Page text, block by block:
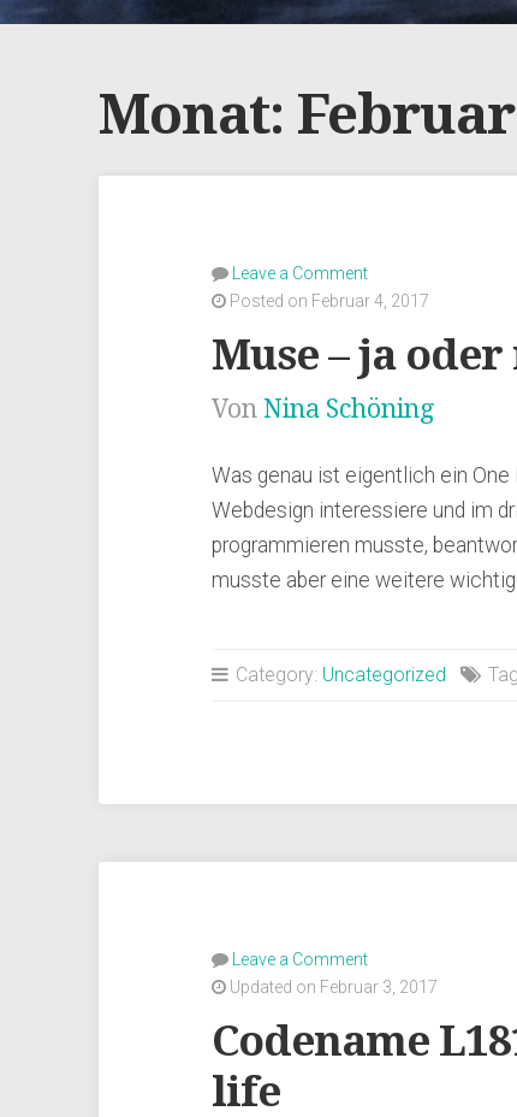
Monat: Februar
Leave a Comment
Posted on Februar 4, 2017
Muse – ja
VonNina Schöning
Was genau ist eigentlich ein
Webdesign interessiere und im
programmieren musste,
musste aber eine weitere
Category: Uncategorized
Leave a Comment
Updated on Februar 3, 2017
Codename
life